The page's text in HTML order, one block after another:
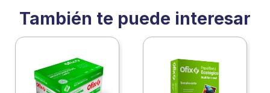
También te puede interesar